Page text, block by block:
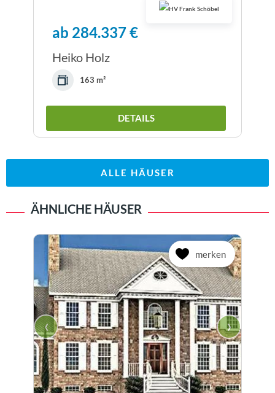
ab 284.337 €
Heiko Holz
163 m²
DETAILS
ALLE HÄUSER
ÄHNLICHE HÄUSER
merken
‹ ›